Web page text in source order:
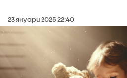
23 януари 2025 22:40